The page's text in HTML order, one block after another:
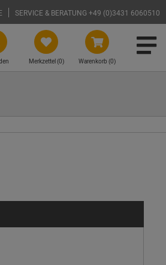
SERVICE & BERATUNG +49 (0)3431 6060510
Warenkorb (0)
Merkzettel (0)